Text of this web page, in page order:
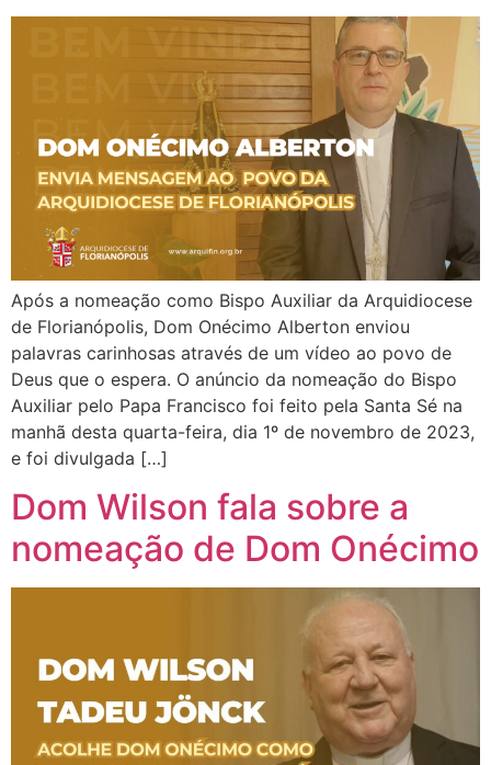
Após a nomeação como Bispo Auxiliar da Arquidiocese
de Florianópolis, Dom Onécimo Alberton enviou
palavras carinhosas através de um vídeo ao povo de
Deus que o espera. O anúncio da nomeação do Bispo
Auxiliar pelo Papa Francisco foi feito pela Santa Sé na
manhã desta quarta-feira, dia 1º de novembro de 2023,
e foi divulgada […]
Dom Wilson fala sobre a
nomeação de Dom Onécimo